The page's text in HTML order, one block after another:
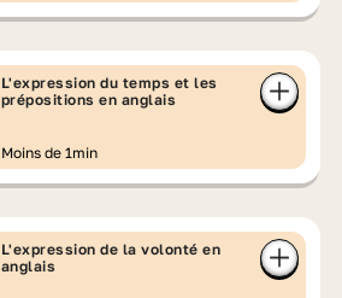
L'expression du temps et les
prépositions en anglais
Moins de 1min
L'expression de la volonté en
anglais